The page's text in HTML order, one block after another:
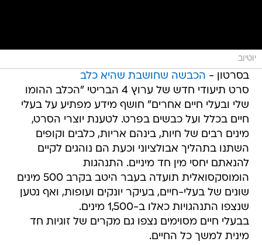
יוטיוב
בסרטון - הכבשה שחושבת שהיא כלב
סרט תיעודי חדש של ערוץ 4 הבריטי "הכלב ההומו
שלי ובעלי חיים אחרים" חושף מידע מפתיע על בעלי
חיים בכלל ועל כבשים בפרט. לטענת יוצרי הסרט,
מינים רבים של חיות, בינהם אריות, כלבים וקופים
השתנו בתהליך אבולציוני וכעת הם נוהגים לקיים
להנאתם יחסי מין חד מיניים. התנהגות
הומוסקסואלית תועדה בעבר היטב בקרב 500 מינים
שונים של בעלי-חיים, בעיקר יונקים ועופות, ואף נטען
שנצפו התנהגויות כאלו ב-1,500 מינים.
בבעלי חיים מסוימים נצפו גם מקרים של זוגיות חד
מינית למשך כל החיים.